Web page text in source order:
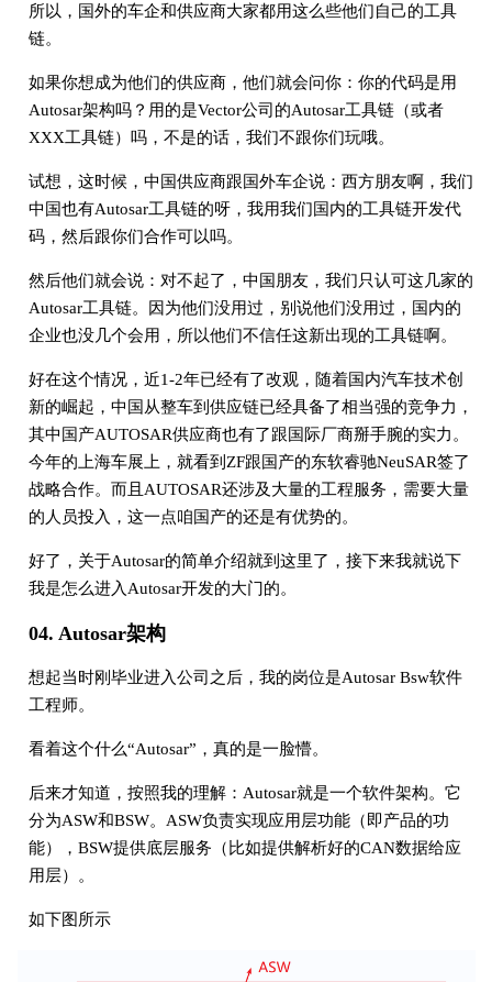
所以，国外的车企和供应商大家都用这么些他们自己的工具
链。
如果你想成为他们的供应商，他们就会问你：你的代码是用
Autosar架构吗？用的是Vector公司的Autosar工具链（或者
XXX工具链）吗，不是的话，我们不跟你们玩哦。
试想，这时候，中国供应商跟国外车企说：西方朋友啊，我们
中国也有Autosar工具链的呀，我用我们国内的工具链开发代
码，然后跟你们合作可以吗。
然后他们就会说：对不起了，中国朋友，我们只认可这几家的
Autosar工具链。因为他们没用过，别说他们没用过，国内的
企业也没几个会用，所以他们不信任这新出现的工具链啊。
好在这个情况，近1-2年已经有了改观，随着国内汽车技术创
新的崛起，中国从整车到供应链已经具备了相当强的竞争力，
其中国产AUTOSAR供应商也有了跟国际厂商掰手腕的实力。
今年的上海车展上，就看到ZF跟国产的东软睿驰NeuSAR签了
战略合作。而且AUTOSAR还涉及大量的工程服务，需要大量
的人员投入，这一点咱国产的还是有优势的。
好了，关于Autosar的简单介绍就到这里了，接下来我就说下
我是怎么进入Autosar开发的大门的。
04. Autosar架构
想起当时刚毕业进入公司之后，我的岗位是Autosar Bsw软件
工程师。
看着这个什么“Autosar”，真的是一脸懵。
后来才知道，按照我的理解：Autosar就是一个软件架构。它
分为ASW和BSW。ASW负责实现应用层功能（即产品的功
能），BSW提供底层服务（比如提供解析好的CAN数据给应
用层）。
如下图所示